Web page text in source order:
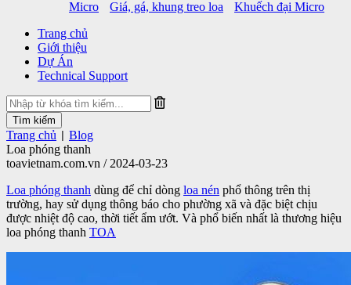
Micro
Giá, gá, khung treo loa
Khuếch đại Micro
Trang chủ
Giới thiệu
Dự Án
Technical Support
Trang chủ
Blog
Loa phóng thanh
toavietnam.com.vn / 2024-03-23
Loa phóng thanh dùng để chỉ dòng loa nén phổ thông trên thị
trường, hay sử dụng thông báo cho phường xã và đặc biệt chịu
được nhiệt độ cao, thời tiết ẩm ướt. Và phổ biến nhất là thương hiệu
loa phóng thanh TOA